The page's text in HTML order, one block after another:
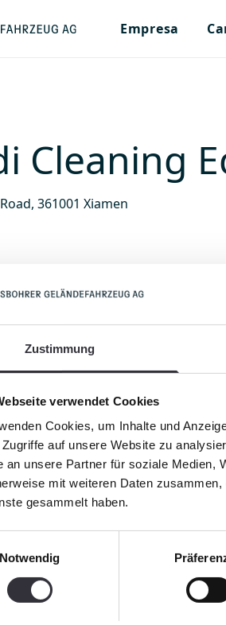
Zustimmung
verwendet Cookies
Cookies, um Inhalte und
Zugriffe auf unsere Website zu
an unsere Partner für soziale Medien,
mit weiteren Daten
gesammelt haben.
Notwendig
Empresa
Cleaning
361001 Xiamen